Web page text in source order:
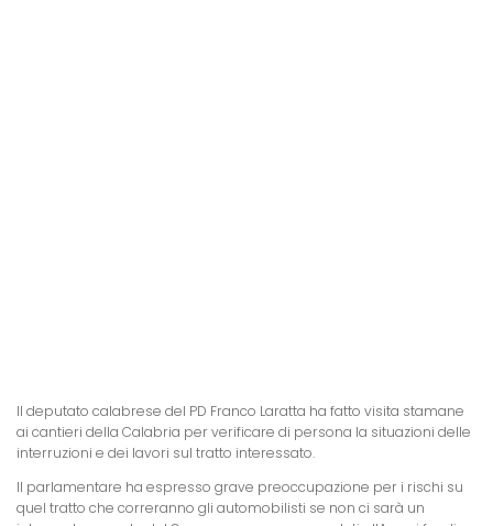
Il deputato calabrese del PD Franco Laratta ha fatto visita stamane
ai cantieri della Calabria per verificare di persona la situazioni delle
interruzioni e dei lavori sul tratto interessato.
Il parlamentare ha espresso grave preoccupazione per i rischi su
quel tratto che correranno gli automobilisti se non ci sarà un